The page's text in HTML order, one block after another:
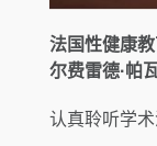
法国性健康
尔费雷德·帕
认真聆听学术